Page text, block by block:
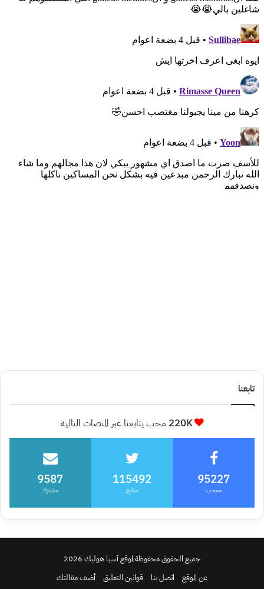
تابعنا
220K محب يتابعنا عبر المنصات التالية
95227
معجب
115492
متابع
9587
مشترك
جميع الحقوق محفوظة لموقع آسيا هوليك 2026
عن الموقع
اتصل بنا قوانين التعليق أضف مقالتك